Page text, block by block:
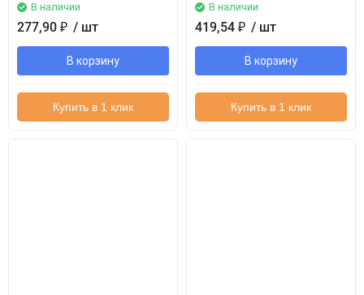
В наличии
277,90 ₽ / шт
В корзину
Купить в 1 клик
В наличии
419,54 ₽ / шт
В корзину
Купить в 1 клик